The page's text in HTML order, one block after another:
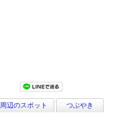
周辺のスポット
つぶやき